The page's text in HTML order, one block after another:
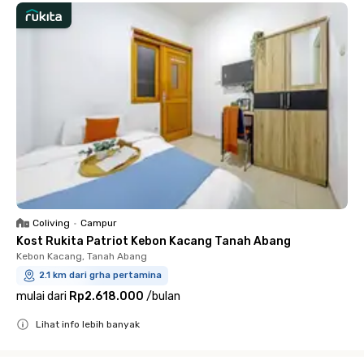
Coliving • Campur
Kost Rukita Patriot Kebon Kacang Tanah Abang
Kebon Kacang, Tanah Abang
2.1 km dari grha pertamina
mulai dari Rp2.618.000 /bulan
Lihat info lebih banyak